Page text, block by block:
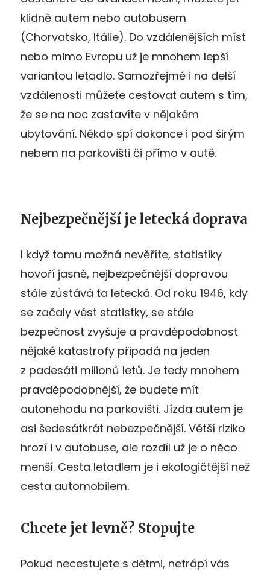
klidně autem nebo autobusem
(Chorvatsko, Itálie). Do vzdálenějších míst
nebo mimo Evropu už je mnohem lepší
variantou letadlo. Samozřejmě i na delší
vzdálenosti můžete cestovat autem s tím,
že se na noc zastavíte v nějakém
ubytování. Někdo spí dokonce i pod širým
nebem na parkovišti či přímo v autě.
Nejbezpečnější je letecká doprava
I když tomu možná nevěříte, statistiky
hovoří jasně, nejbezpečnější dopravou
stále zůstává ta letecká. Od roku 1946, kdy
se začaly vést statistky, se stále
bezpečnost zvyšuje a pravděpodobnost
nějaké katastrofy připadá na jeden
z padesáti milionů letů. Je tedy mnohem
pravděpodobnější, že budete mít
autonehodu na parkovišti. Jízda autem je
asi šedesátkrát nebezpečnější. Větší riziko
hrozí i v autobuse, ale rozdíl už je o něco
menší. Cesta letadlem je i ekologičtější než
cesta automobilem.
Chcete jet levně? Stopujte
Pokud necestujete s dětmi, netrápí vás